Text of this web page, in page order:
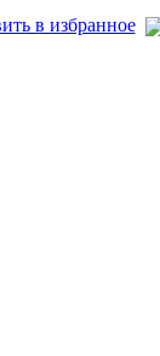
в избранное